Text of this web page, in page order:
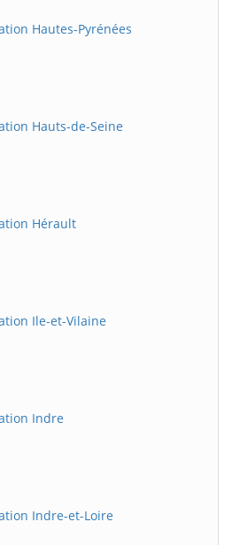
Hautes-Pyrénées
Hauts-de-Seine
Hérault
Ile-et-Vilaine
Indre
Indre-et-Loire